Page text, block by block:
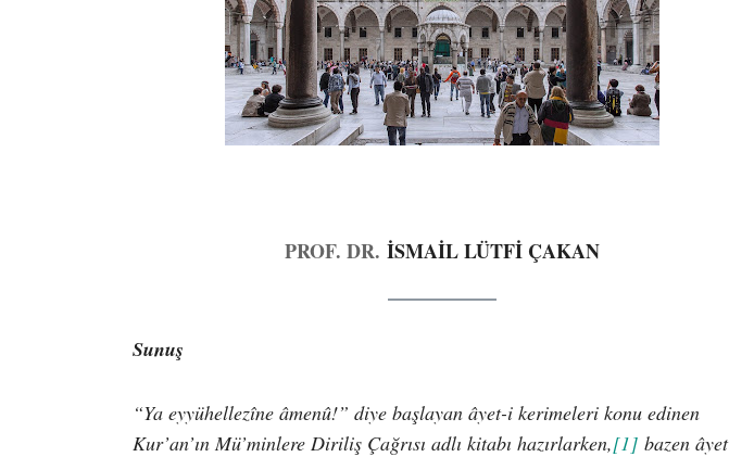
PROF. DR. İSMAİL LÜTFİ ÇAKAN
Sunuş
“Ya eyyühellezîne âmenû!” diye başlayan âyet-i kerimeleri konu edinen
Kur’an’ın Mü’minlere Diriliş Çağrısı adlı kitabı hazırlarken,[1] bazen âyet